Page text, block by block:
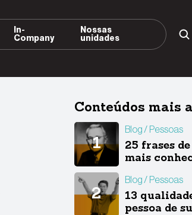
In-
Company
Nossas
unidades
Conteúdos mais
Blog Pessoas
25 frases
mais
Blog Pessoas
13
pessoa de